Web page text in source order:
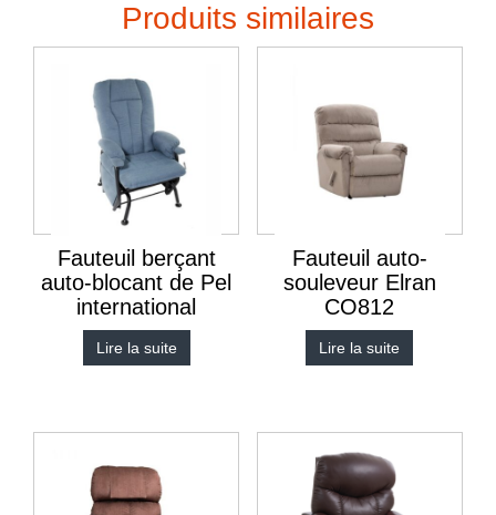
Produits similaires
Fauteuil berçant
auto-blocant de Pel
international
Lire la suite
Fauteuil auto-
souleveur Elran
CO812
Lire la suite